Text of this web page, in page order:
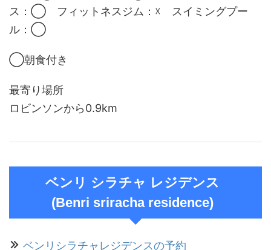
ス：◯ フィットネスジム：☓ スイミングプー
ル：◯
◯朝食付き
最寄り場所
ロビンソンから0.9km
ベンリ シラチャ レジデンス
(Benri sriracha residence)
ベンリシラチャレジデンスの予約